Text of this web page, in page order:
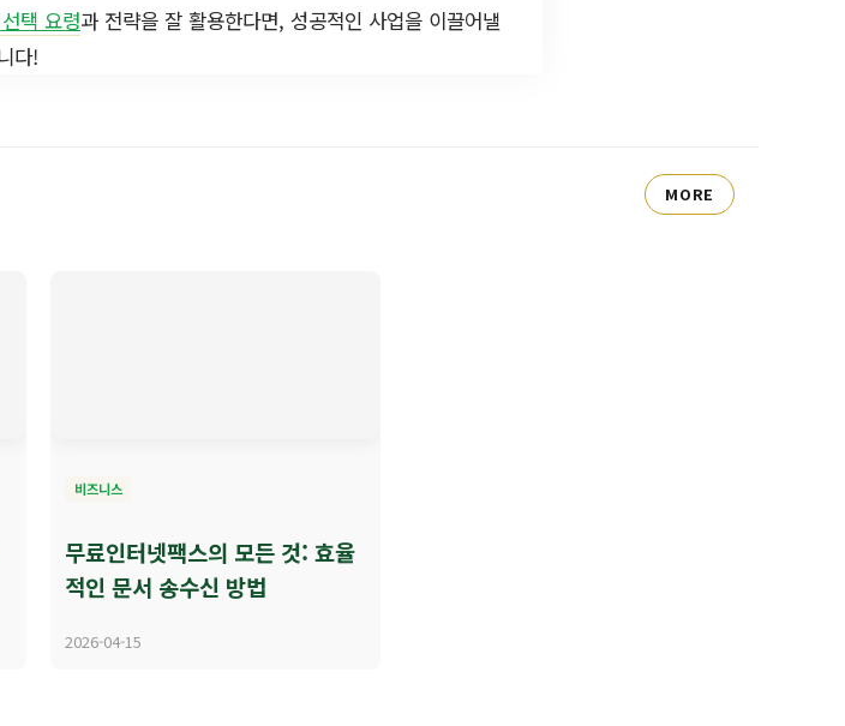
택 요령과 전략을 잘 활용한다면, 성공적인 사업을 이끌어낼
다!
MORE
비즈니스
무료인터넷팩스의 모든 것: 효율
적인 문서 송수신 방법
2026-04-15